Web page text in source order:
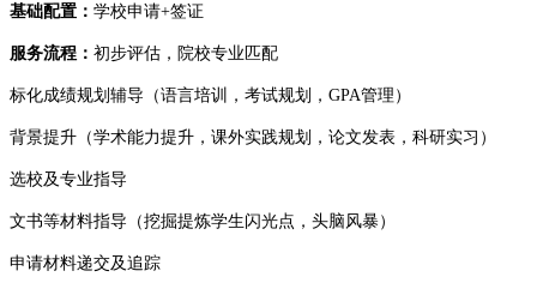
基础配置： 学校申请+签证
服务流程： 初步评估，院校专业匹配
标化成绩规划辅导（语言培训，考试规划， GPA管理）
背景提升（学术能力提升，课外实践规划，论文发表，科研实习）
选校及专业指导
文书等材料指导（挖掘提炼学生闪光点，头脑风暴）
申请材料递交及追踪